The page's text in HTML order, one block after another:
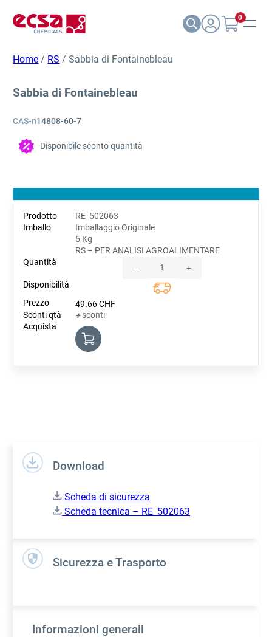
0
Home / RS / Sabbia di Fontainebleau
Sabbia di Fontainebleau
CAS-n14808-60-7
Disponibile sconto quantità
RE_502063
Imballaggio Originale
5 Kg
RS – PER ANALISI AGROALIMENTARE
Quantity
– +
49.66CHF
+sconti
Download
Scheda di sicurezza
Scheda tecnica – RE_502063
Sicurezza e Trasporto
Informazioni generali